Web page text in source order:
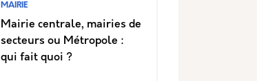
MAIRIE
Mairie centrale, mairies de
secteurs ou Métropole :
qui fait quoi ?